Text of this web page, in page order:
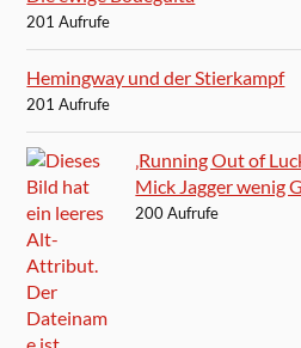
201 Aufrufe
Hemingway und der Stierkampf
201 Aufrufe
‚Running Out of
Mick Jagger wenig
200 Aufrufe